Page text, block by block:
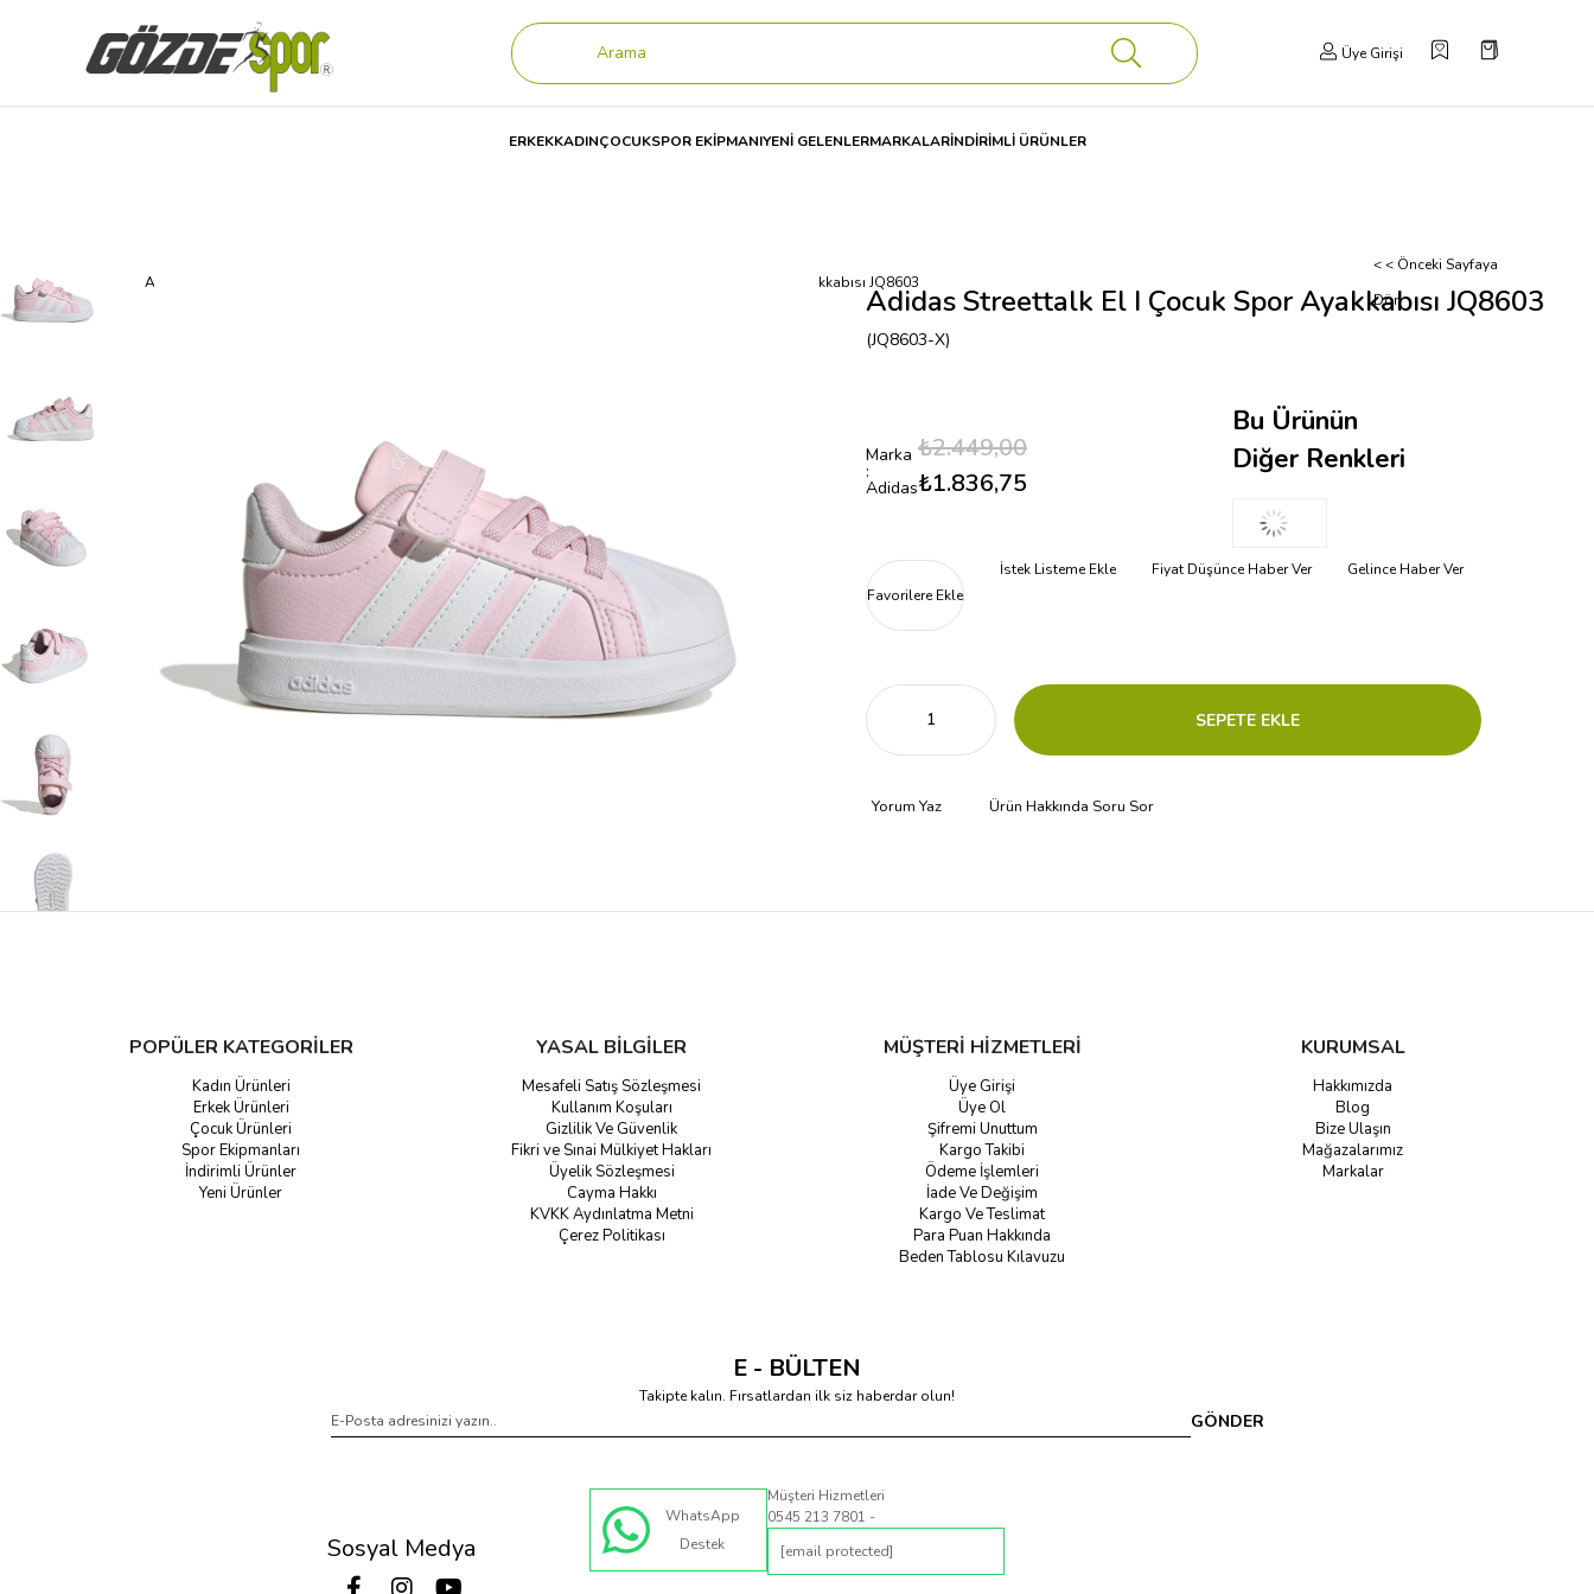
Üye Girişi
ERKEKKADINÇOCUKSPOR EKİPMANIYENİ GELENLERMARKALARİNDİRİMLİ ÜRÜNLER
Anasayfa Adidas Streettalk El I Çocuk Spor Ayakkabısı JQ8603
< < Önceki Sayfaya
Dön
Adidas Streettalk El I Çocuk Spor Ayakkabısı JQ8603
(JQ8603-X)
Marka
:
Adidas
₺2.449,00
₺1.836,75
Bu Ürünün
Diğer Renkleri
Favorilere Ekle
İstek Listeme Ekle Fiyat Düşünce Haber Ver Gelince Haber Ver
Yorum Yaz Ürün Hakkında Soru Sor
POPÜLER KATEGORİLER
Kadın Ürünleri
Erkek Ürünleri
Çocuk Ürünleri
Spor Ekipmanları
İndirimli Ürünler
Yeni Ürünler
YASAL BİLGİLER
Mesafeli Satış Sözleşmesi
Kullanım Koşuları
Gizlilik Ve Güvenlik
Fikri ve Sınai Mülkiyet Hakları
Üyelik Sözleşmesi
Cayma Hakkı
KVKK Aydınlatma Metni
Çerez Politikası
MÜŞTERİ HİZMETLERİ
Üye Girişi
Üye Ol
Şifremi Unuttum
Kargo Takibi
Ödeme İşlemleri
İade Ve Değişim
Kargo Ve Teslimat
Para Puan Hakkında
Beden Tablosu Kılavuzu
KURUMSAL
Hakkımızda
Blog
Bize Ulaşın
Mağazalarımız
Markalar
E - BÜLTEN
Takipte kalın. Fırsatlardan ilk siz haberdar olun!
GÖNDER
Sosyal Medya
WhatsApp
Destek
Müşteri Hizmetleri
0545 213 7801 -
[email protected]